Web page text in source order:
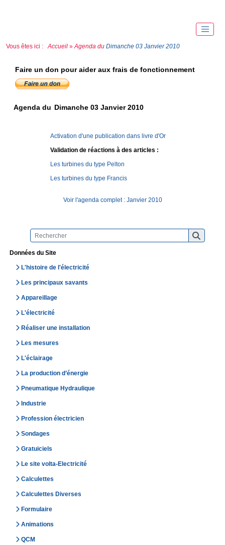
Vous êtes ici : Accueil » Agenda du Dimanche 03 Janvier 2010
Données du Site
L'histoire de l'électricité
Les principaux savants
Appareillage
L'électricité
Réaliser une installation
Les mesures
L'éclairage
La production d’énergie
Pneumatique Hydraulique
Industrie
Profession électricien
Sondages
Gratuiciels
Le site volta-Electricité
Calculettes
Calculettes Diverses
Formulaire
Animations
QCM
Faire un don pour aider aux frais de fonctionnement
Agenda du Dimanche 03 Janvier 2010
Activation d'une publication dans livre d'Or
Validation de réactions à des articles :
Les turbines du type Pelton
Les turbines du type Francis
Voir l'agenda complet : Janvier 2010